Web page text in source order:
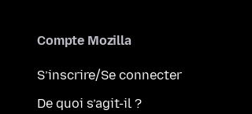
Compte Mozilla
S’inscrire/Se connecter
De quoi s’agit-il ?